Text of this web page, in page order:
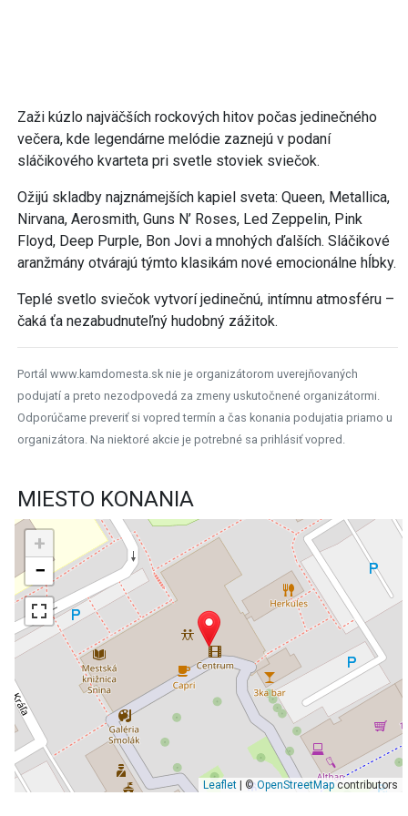
Zaži kúzlo najväčších rockových hitov počas jedinečného
večera, kde legendárne melódie zaznejú v podaní
sláčikového kvarteta pri svetle stoviek sviečok.
Ožijú skladby najznámejších kapiel sveta: Queen, Metallica,
Nirvana, Aerosmith, Guns N’ Roses, Led Zeppelin, Pink
Floyd, Deep Purple, Bon Jovi a mnohých ďalších. Sláčikové
aranžmány otvárajú týmto klasikám nové emocionálne hĺbky.
Teplé svetlo sviečok vytvorí jedinečnú, intímnu atmosféru –
čaká ťa nezabudnuteľný hudobný zážitok.
Portál www.kamdomesta.sk nie je organizátorom uverejňovaných
podujatí a preto nezodpovedá za zmeny uskutočnené organizátormi.
Odporúčame preveriť si vopred termín a čas konania podujatia priamo u
organizátora. Na niektoré akcie je potrebné sa prihlásiť vopred.
MIESTO KONANIA
+
−
Leaflet| ©OpenStreetMapcontributors